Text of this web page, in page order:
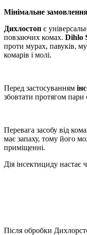
Мінімальне
Дихлостоп є
повзаючих комах. Dihlo
проти мурах, павуків,
комарів і молі.
Перед застосуванням
збовтати протягом пари
Перевага засобу від
має запаху, тому його
приміщенні.
Дія інсектициду настає
Після обробки